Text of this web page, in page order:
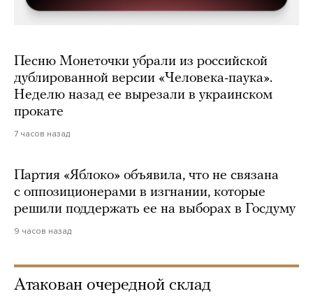
Песню Монеточки убрали из российской
дублированной версии «Человека-паука».
Неделю назад ее вырезали в украинском
прокате
7 часов назад
Партия «Яблоко» объявила, что не связана
с оппозиционерами в изгнании, которые
решили поддержать ее на выборах в Госдуму
9 часов назад
Атакован очередной склад